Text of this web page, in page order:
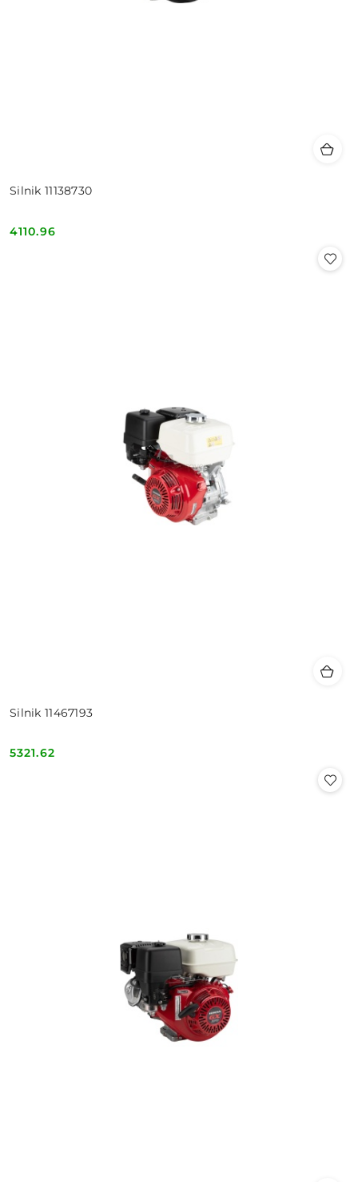
Silnik 11138730
Cena:
4110.96
Silnik 11467193
Cena:
5321.62